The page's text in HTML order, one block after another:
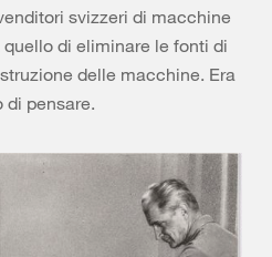
svizzeri di macchine
di eliminare le fonti di
delle macchine. Era
di pensare.